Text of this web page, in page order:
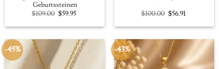
Geburtssteinen
$109.00 Original
price
was:
$59.95Current
is:
$100.00 Original
price
was:
$56.91Current
is:
-45% -43%